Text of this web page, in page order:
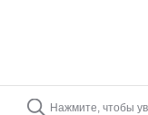
Нажмите, чтобы